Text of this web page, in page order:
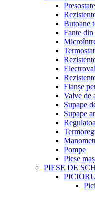
Presostate
Butoane
Fante
Flanșe
Valve de
Supape
Supape
Pompe
Piese
PIESE DE